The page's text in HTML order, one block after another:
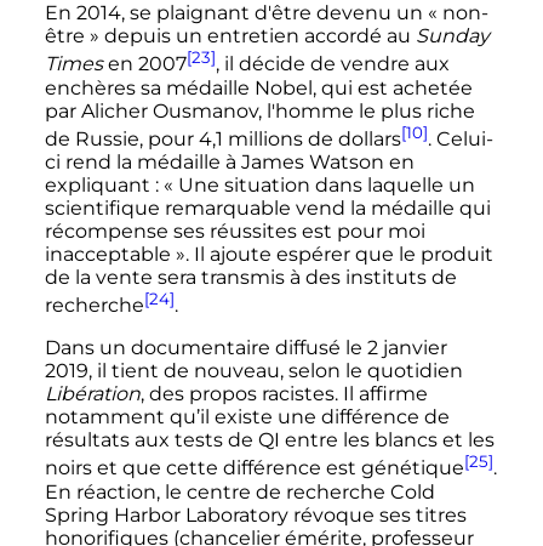
En 2014, se plaignant d'être devenu un « non-
être » depuis un entretien accordé au Sunday
Timesen 2007[23], il décide de vendre aux
enchères sa médaille Nobel, qui est achetée
par Alicher Ousmanov, l'homme le plus riche
de Russie, pour 4,1 millions de dollars[10]. Celui-
ci rend la médaille à James Watson en
expliquant : « Une situation dans laquelle un
scientifique remarquable vend la médaille qui
récompense ses réussites est pour moi
inacceptable ». Il ajoute espérer que le produit
de la vente sera transmis à des instituts de
recherche[24].
Dans un documentaire diffusé le 2 janvier
2019, il tient de nouveau, selon le quotidien
Libération, des propos racistes. Il affirme
notamment qu’il existe une différence de
résultats aux tests de QI entre les blancs et les
noirs et que cette différence est génétique[25].
En réaction, le centre de recherche Cold
Spring Harbor Laboratory révoque ses titres
honorifiques (chancelier émérite, professeur